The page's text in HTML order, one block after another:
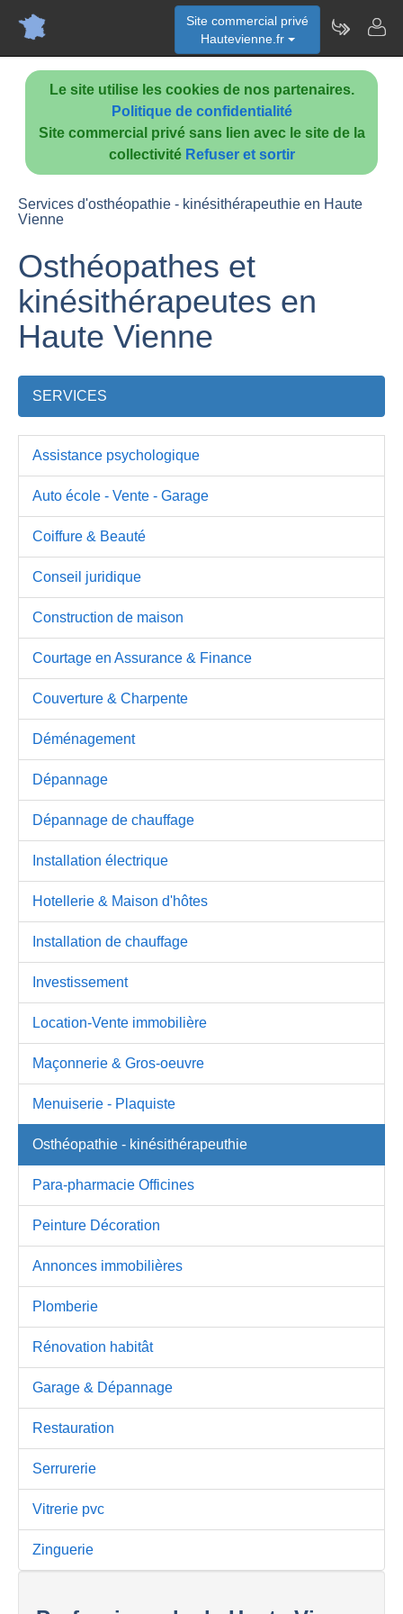
Le site utilise les cookies de nos partenaires.
Politique de confidentialité
Site commercial privé sans lien avec le site de la
collectivité Refuser et sortir
Site commercial privé
Hautevienne.fr
Services d'osthéopathie - kinésithérapeuthie en Haute
Vienne
Osthéopathes et
kinésithérapeutes en
Haute Vienne
SERVICES
Assistance psychologique
Auto école - Vente - Garage
Coiffure & Beauté
Conseil juridique
Construction de maison
Courtage en Assurance & Finance
Couverture & Charpente
Déménagement
Dépannage
Dépannage de chauffage
Installation électrique
Hotellerie & Maison d'hôtes
Installation de chauffage
Investissement
Location-Vente immobilière
Maçonnerie & Gros-oeuvre
Menuiserie - Plaquiste
Osthéopathie - kinésithérapeuthie
Para-pharmacie Officines
Peinture Décoration
Annonces immobilières
Plomberie
Rénovation habitât
Garage & Dépannage
Restauration
Serrurerie
Vitrerie pvc
Zinguerie